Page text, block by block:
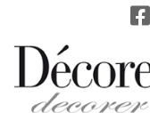
content